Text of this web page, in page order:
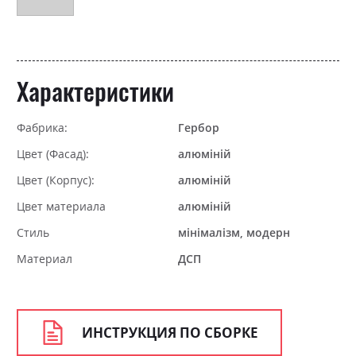
Характеристики
Фабрика:
Гербор
Цвет (Фасад):
алюміній
Цвет (Корпус):
алюміній
Цвет материала
алюміній
Стиль
мінімалізм, модерн
Материал
ДСП
ИНСТРУКЦИЯ ПО СБОРКЕ